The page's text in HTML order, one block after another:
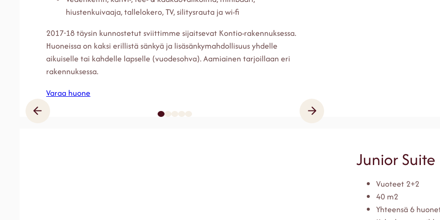
hiustenkuivaaja, tallelokero, TV, silitysrauta ja wi-fi
2017-18 täysin kunnostetut sviittimme sijaitsevat Kontio-rakennuksessa.
Huoneissa on kaksi erillistä sänkyä ja lisäsänkymahdollisuus yhdelle
aikuiselle tai kahdelle lapselle (vuodesohva). Aamiainen tarjoillaan eri
rakennuksessa.
Varaa huone
Junior Suite
Vuoteet 2+2
40 m2
Yhteensä 6